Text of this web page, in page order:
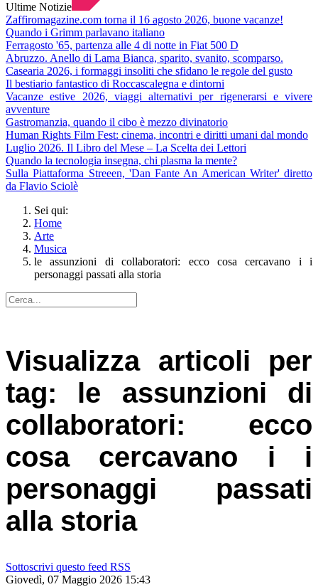
Ultime Notizie
Zaffiromagazine.com torna il 16 agosto 2026, buone vacanze!
Quando i Grimm parlavano italiano
Ferragosto '65, partenza alle 4 di notte in Fiat 500 D
Abruzzo. Anello di Lama Bianca, sparito, svanito, scomparso.
Casearia 2026, i formaggi insoliti che sfidano le regole del gusto
Il bestiario fantastico di Roccascalegna e dintorni
Vacanze estive 2026, viaggi alternativi per rigenerarsi e vivere
avventure
Gastromanzia, quando il cibo è mezzo divinatorio
Human Rights Film Fest: cinema, incontri e diritti umani dal mondo
Luglio 2026. Il Libro del Mese – La Scelta dei Lettori
Quando la tecnologia insegna, chi plasma la mente?
Sulla Piattaforma Streeen, 'Dan Fante An American Writer' diretto
da Flavio Sciolè
Sei qui:
Home
Arte
Musica
le assunzioni di collaboratori: ecco cosa cercavano i i
personaggi passati alla storia
Visualizza articoli per
tag: le assunzioni di
collaboratori: ecco
cosa cercavano i i
personaggi passati
alla storia
Sottoscrivi questo feed RSS
Giovedì, 07 Maggio 2026 15:43